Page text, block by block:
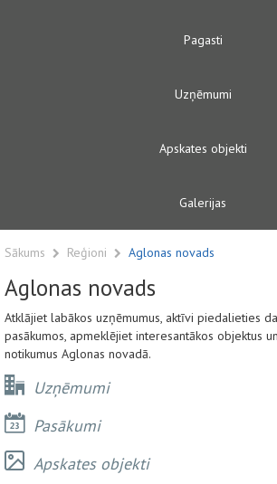
Pagasti
Uzņēmumi
Apskates objekti
Galerijas
Sākums Reģioni Aglonas novads
Aglonas novads
Atklājiet labākos uzņēmumus, aktīvi piedalieties
pasākumos, apmeklējiet interesantākos objektus
notikumus Aglonas novadā.
Uzņēmumi
Pasākumi
Apskates objekti